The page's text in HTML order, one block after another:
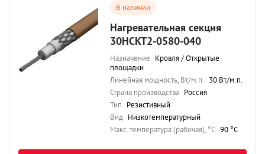
В наличии
Нагревательная секция
30НСКТ2-0580-040
Назначение Кровля / Открытые
площадки
Линейная мощность, Вт/м.п. 30 Вт/м.п.
Страна производства Россия
Тип Резистивный
Вид Низкотемпературный
Maкс. температура (рабочая), °C 90 °C